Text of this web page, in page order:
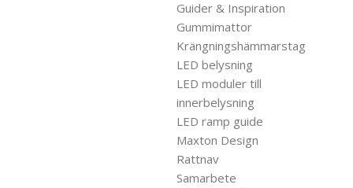
Guider & Inspiration
Gummimattor
Krängningshämmarstag
LED belysning
LED moduler till
innerbelysning
LED ramp guide
Maxton Design
Rattnav
Samarbete